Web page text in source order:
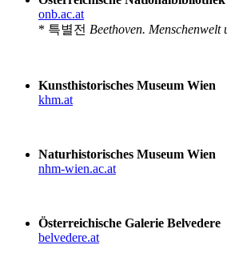
onb.ac.at
* 특별전 Beethoven. Menschenwelt
Kunsthistorisches Museum Wien
khm.at
Naturhistorisches Museum Wien
nhm-wien.ac.at
Österreichische Galerie Belvedere
belvedere.at